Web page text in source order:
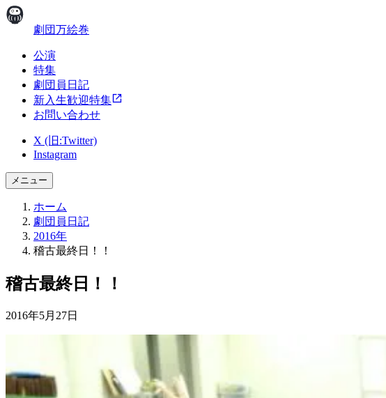
劇団万絵巻
公演
特集
劇団員日記
新入生歓迎特集
お問い合わせ
X (旧:Twitter)
Instagram
メニュー
ホーム
劇団員日記
2016年
稽古最終日！！
稽古最終日！！
2016年5月27日